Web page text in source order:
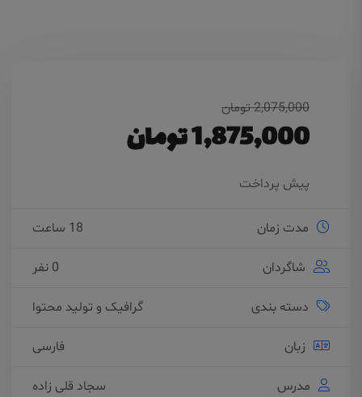
2,075,000 تومان
1,875,000 تومان
پیش پرداخت
مدت زمان 18 ساعت
شاگردان 0 نفر
دسته بندی گرافیک و تولید محتوا
زبان فارسی
مدرس سجاد قلی زاده